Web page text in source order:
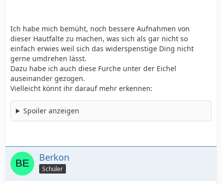
Deswegen ist der am weitest heraus stehende
Hautlappen auch genau dort vorhanden.
Du müsstest dann eigentlich entlang dem Frenulums
eine Naht erkennen.
dadurch verlängert hat.
dann kannst Du dich glücklich schätzen.
Gerade weil du radikal beschnitten wurdest, und kaum
Ich habe mich bemüht, noch bessere Aufnahmen von
dieser Hautfalte zu machen, was sich als gar nicht so
einfach erwies weil sich das widerspenstige Ding nicht
gerne umdrehen lässt.
Dazu habe ich auch diese Furche unter der Eichel
auseinander gezogen.
Vielleicht könnt ihr darauf mehr erkennen:
Spoiler anzeigen
Berkon
Schüler